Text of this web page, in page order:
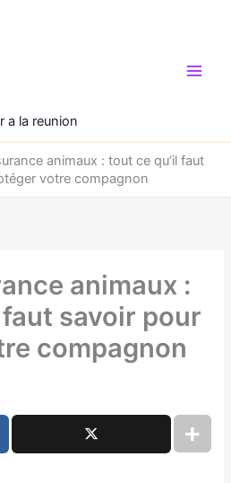
a la reunion
animaux : tout ce qu’il faut
votre compagnon
animaux :
savoir pour
compagnon